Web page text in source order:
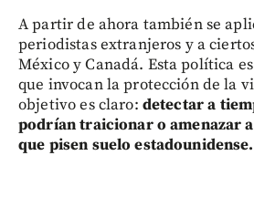
A partir de ahora también se
periodistas extranjeros y a
México y Canadá. Esta política
que invocan la protección de la
objetivo es claro: detectar a
podrían traicionar o amenazar
que pisen suelo estadounidense.